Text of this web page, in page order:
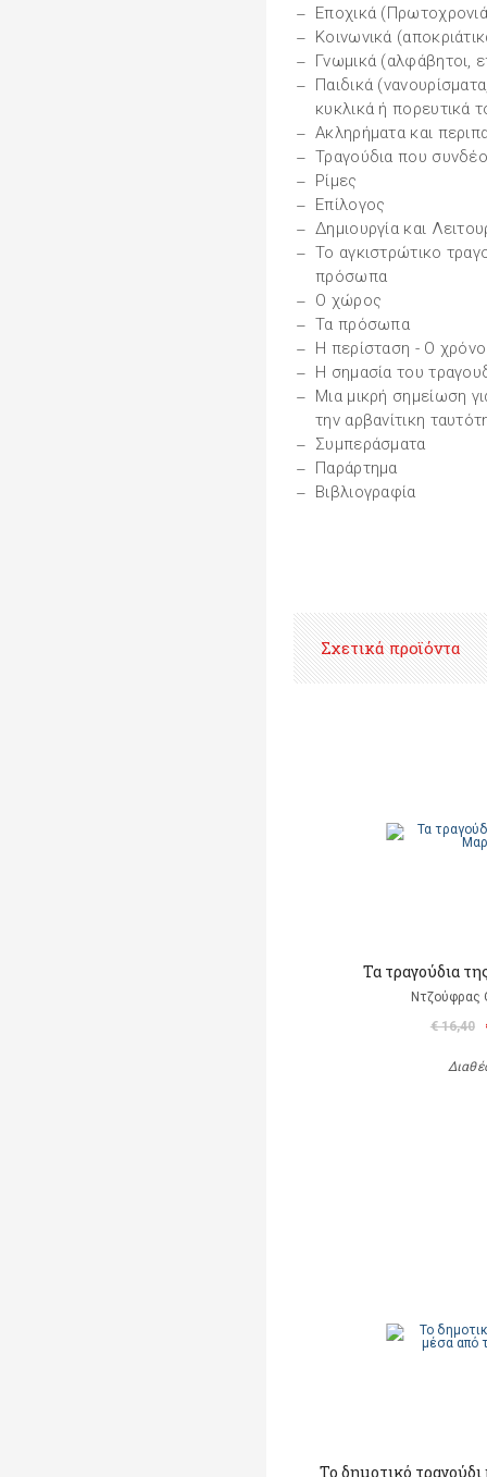
Εποχικά
Κοινωνικά
Γνωμικά (αλφάβητοι,
Παιδικά
κυκλικά ή πορευτικά
Ακληρήματα και
Τραγούδια που
Ρίμες
Επίλογος
Δημιουργία και
Το αγκιστρώτικο
πρόσωπα
Ο χώρος
Τα πρόσωπα
Η περίσταση - Ο
Η σημασία του
Μια μικρή σημείωση
την αρβανίτικη
Συμπεράσματα
Παράρτημα
Βιβλιογραφία
Σχετικά προϊόντα
Τα τραγούδια
Ντζούφρας
€ 16,40
Το δημοτικό τραγούδι